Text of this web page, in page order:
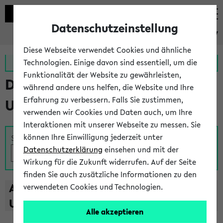
eKVV
Zur MeineUni App Zum MeineUni Portal
Das Lehrangebot der
Universität Bielefeld
Suche
A B C D E F G H I J K L M N O
U
V W X Y
Z
Datenschutzeinstellung
Diese Webseite verwendet Cookies und ähnliche
Technologien. Einige davon sind essentiell, um die
Funktionalität der Website zu gewährleisten,
während andere uns helfen, die Website und Ihre
Erfahrung zu verbessern. Falls Sie zustimmen,
verwenden wir Cookies und Daten auch, um Ihre
Interaktionen mit unserer Webseite zu messen. Sie
können Ihre Einwilligung jederzeit unter
Datenschutzerklärung einsehen und mit der
Wirkung für die Zukunft widerrufen. Auf der Seite
finden Sie auch zusätzliche Informationen zu den
verwendeten Cookies und Technologien.
Alle akzeptieren